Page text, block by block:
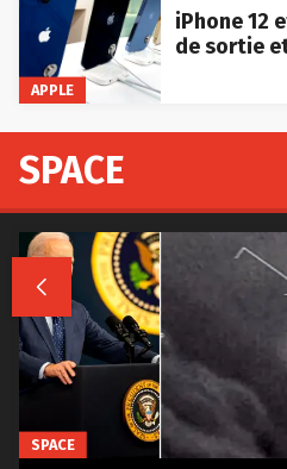
APPLE
iPhone 12
de sortie
SPACE

SPACE